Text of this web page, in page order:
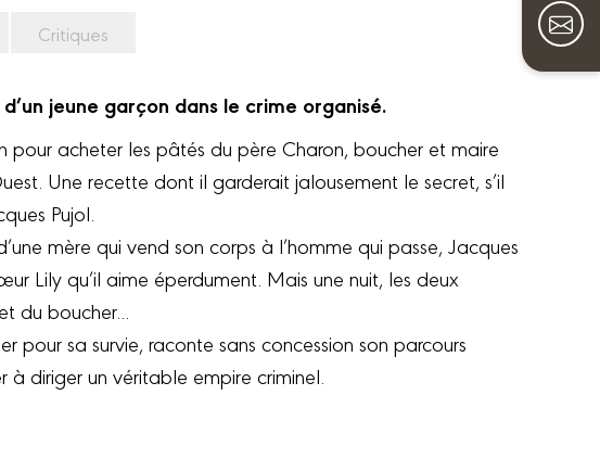
Critiques
jeune garçon dans le crime organisé.
pour acheter les pâtés du père Charon, boucher et maire
Une recette dont il garderait jalousement le secret, s’il
Pujol.
mère qui vend son corps à l’homme qui passe, Jacques
Lily qu’il aime éperdument. Mais une nuit, les deux
du boucher...
pour sa survie, raconte sans concession son parcours
à diriger un véritable empire criminel.